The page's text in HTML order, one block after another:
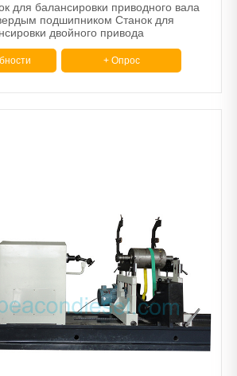
для балансировки приводного вала
подшипником Станок для
двойного привода
+ Опрос